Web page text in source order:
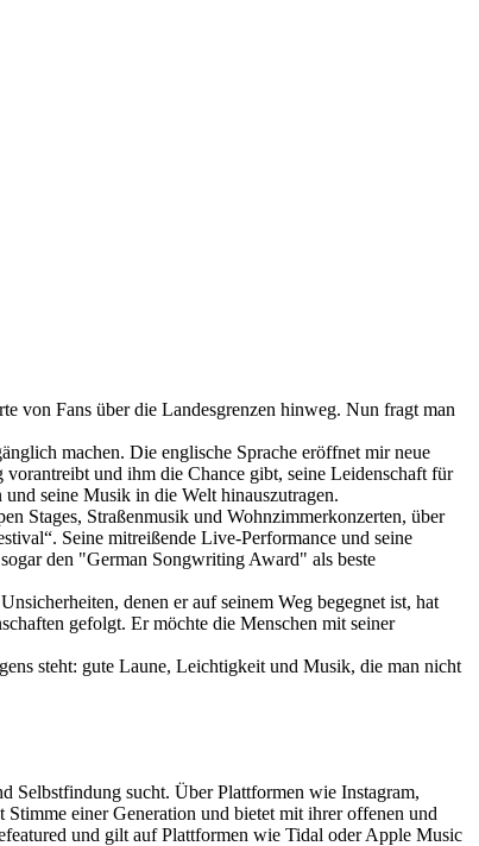
von Fans über die Landesgrenzen hinweg. Nun fragt man
machen. Die englische Sprache eröffnet mir neue
und ihm die Chance gibt, seine Leidenschaft für
seine Musik in die Welt hinauszutragen.
Stages, Straßenmusik und Wohnzimmerkonzerten, über
Seine mitreißende Live-Performance und seine
den "German Songwriting Award" als beste
denen er auf seinem Weg begegnet ist, hat
gefolgt. Er möchte die Menschen mit seiner
steht: gute Laune, Leichtigkeit und Musik, die man nicht
Selbstfindung sucht. Über Plattformen wie Instagram,
einer Generation und bietet mit ihrer offenen und
und gilt auf Plattformen wie Tidal oder Apple Music